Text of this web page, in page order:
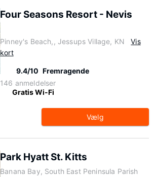
Four Seasons Resort - Nevis
Pinney's Beach,, Jessups Village, KN
Vis
kort
9.4/10 Fremragende
146 anmeldelser
Gratis Wi-Fi
Vælg
Park Hyatt St. Kitts
Banana Bay, South East Peninsula Parish